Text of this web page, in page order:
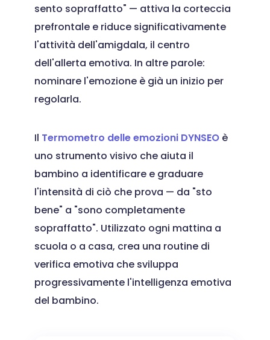
sento sopraffatto" — attiva la corteccia
prefrontale e riduce significativamente
l'attività dell'amigdala, il centro
dell'allerta emotiva. In altre parole:
nominare l'emozione è già un inizio per
regolarla.
Il Termometro delle emozioni DYNSEOè
uno strumento visivo che aiuta il
bambino a identificare e graduare
l'intensità di ciò che prova — da "sto
bene" a "sono completamente
sopraffatto". Utilizzato ogni mattina a
scuola o a casa, crea una routine di
verifica emotiva che sviluppa
progressivamente l'intelligenza emotiva
del bambino.